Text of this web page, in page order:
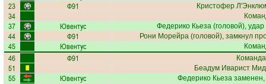
23 Ф91 Кристофер
34
37 Ювентус Федерико Кьеза(головой), удар
44 Ф91 Рони Морейра (головой), замкнул
45 Ювентус
46 Ф91
51 Беадум Иварист
55 Ювентус Федерико Кьезазаменен,